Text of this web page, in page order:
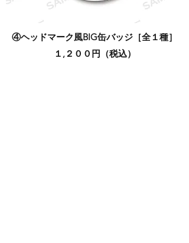
④ヘッドマーク風BIG缶バッジ［全１種］
１,２００円（税込）​